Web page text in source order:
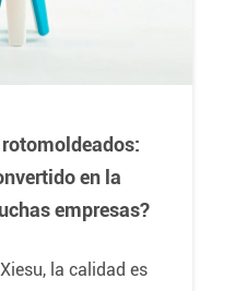
en la
empresas?
la calidad es